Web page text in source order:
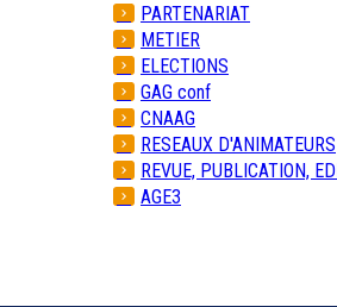
PARTENARIAT
METIER
ELECTIONS
GAG conf
CNAAG
RESEAUX D'ANIMATEURS
REVUE, PUBLICATION,
AGE3